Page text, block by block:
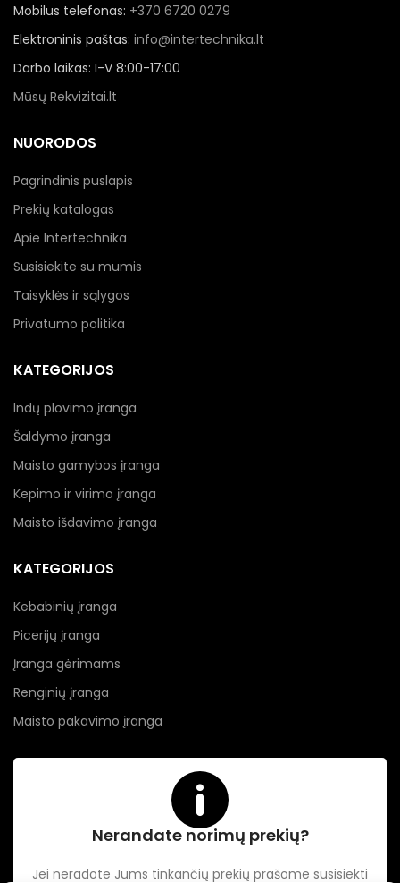
Mobilus telefonas: +370 6720 0279
Elektroninis paštas: info@intertechnika.lt
Darbo laikas: I-V 8:00-17:00
Mūsų Rekvizitai.lt
NUORODOS
Pagrindinis puslapis
Prekių katalogas
Apie Intertechnika
Susisiekite su mumis
Taisyklės ir sąlygos
Privatumo politika
KATEGORIJOS
Indų plovimo įranga
Šaldymo įranga
Maisto gamybos įranga
Kepimo ir virimo įranga
Maisto išdavimo įranga
KATEGORIJOS
Kebabinių įranga
Picerijų įranga
Įranga gėrimams
Renginių įranga
Maisto pakavimo įranga
Nerandate norimų prekių?
Jei neradote Jums tinkančių prekių prašome susisiekti